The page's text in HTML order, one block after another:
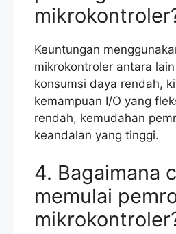
Keuntungan
mikrokontroler antara
konsumsi daya rendah,
kemampuan I/O yang
rendah, kemudahan
keandalan yang tinggi.
4. Bagaimana
memulai